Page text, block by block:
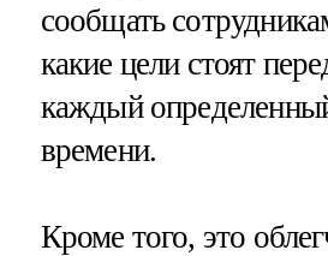
сообщать
какие цели стоят
каждый
времени.
Кроме того, это